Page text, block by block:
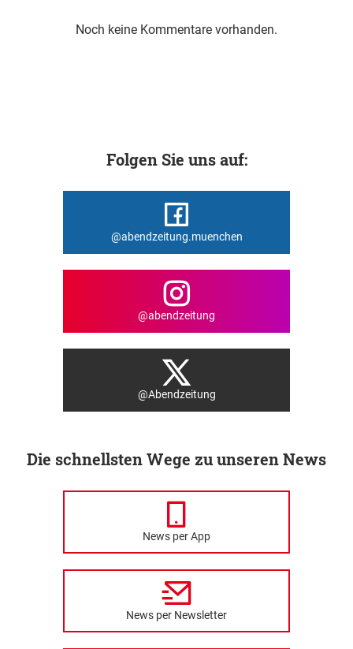
Noch keine Kommentare vorhanden.
Folgen Sie uns auf:
@abendzeitung.muenchen
@abendzeitung
@Abendzeitung
Die schnellsten Wege zu unseren News
News per App
News per Newsletter